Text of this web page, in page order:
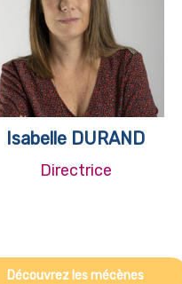
Isabelle DURAND
Directrice
Découvrez les mécènes